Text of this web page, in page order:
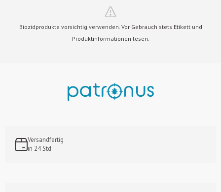
Versandfertig
in 24 Std
Biozidprodukte vorsichtig verwenden. Vor Gebrauch stets Etikett und
Produktinformationen lesen.